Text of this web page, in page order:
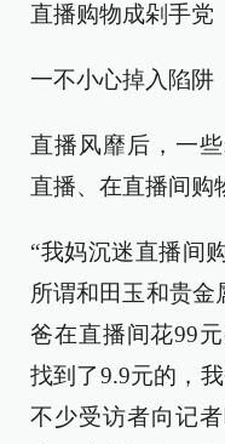
直播购物成剁手党
一不小心掉入陷阱
直播风靡后，一
直播、在直播间购
“我妈沉迷直播间
所谓和田玉和贵金
爸在直播间花99
找到了9.9元的，
不少受访者向记